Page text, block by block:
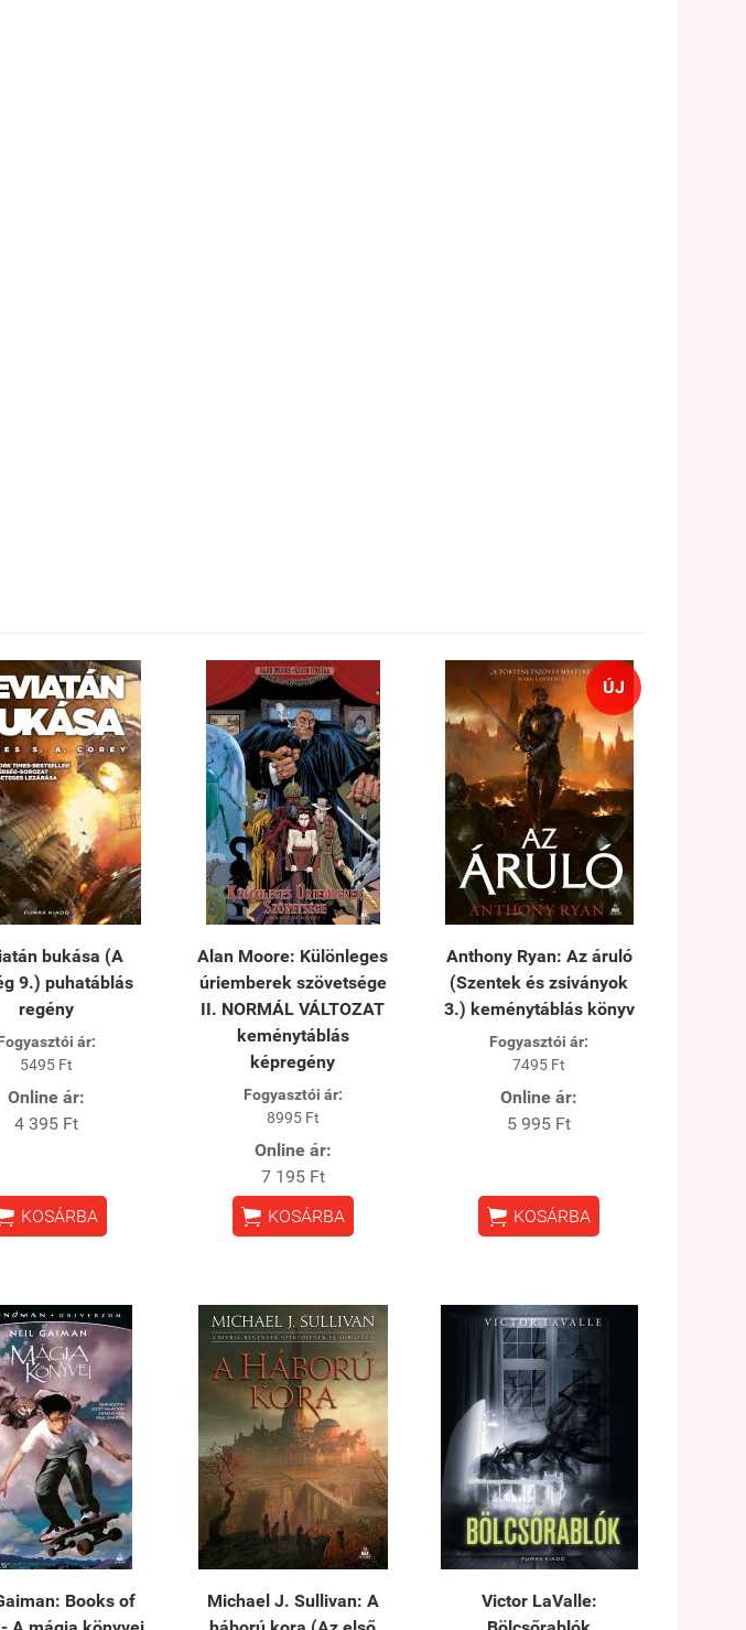
bukása (A
9.) puhatáblás
regény
ár:
5495 Ft
Online ár:
4 395 Ft
KOSÁRBA
Alan Moore: Különleges
úriemberek szövetsége
II. NORMÁL VÁLTOZAT
keménytáblás
képregény
Fogyasztói ár:
8995 Ft
Online ár:
7 195 Ft
 KOSÁRBA
ÚJ
Anthony Ryan: Az áruló
(Szentek és zsiványok
3.) keménytáblás könyv
Fogyasztói ár:
7495 Ft
Online ár:
5 995 Ft
 KOSÁRBA
Books of
Michael J. Sullivan: A
Victor LaValle: